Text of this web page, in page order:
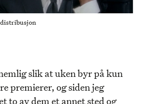
slik at uken byr på kun
premierer, og siden jeg
to av dem et annet sted og